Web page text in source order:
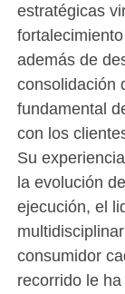
estratégicas
además de
consolidación
fundamental
con los
Su
la evolución
ejecución, el
consumidor
recorrido le